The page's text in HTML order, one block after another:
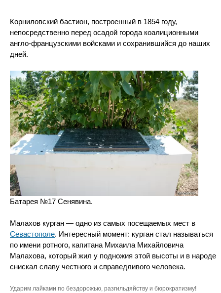
Корниловский бастион, построенный в 1854 году,
непосредственно перед осадой города коалиционными
англо-французскими войсками и сохранившийся до наших
дней.
Батарея №17 Сенявина.
Малахов курган — одно из самых посещаемых мест в
Севастополе. Интересный момент: курган стал называться
по имени ротного, капитана Михаила Михайловича
Малахова, который жил у подножия этой высоты и в народе
снискал славу честного и справедливого человека.
Ударим лайками по бездорожью, разгильдяйству и бюрократизму!